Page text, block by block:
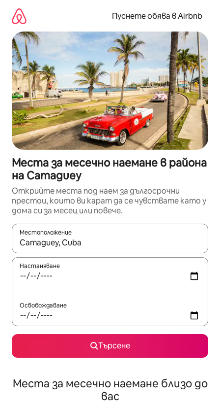
съдържанието
Пуснете обява в Airbnb
Места за месечно наемане в района
на Camaguey
Открийте места под наем за дългосрочни
престои, които ви карат да се чувствате като у
дома си за месец или повече.
Местоположение
Когато резултатите се покажат, използвайте
Настаняване
Освобождаване
Търсене
Места за месечно наемане близо до
вас